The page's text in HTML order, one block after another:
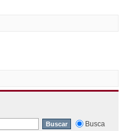
Busca